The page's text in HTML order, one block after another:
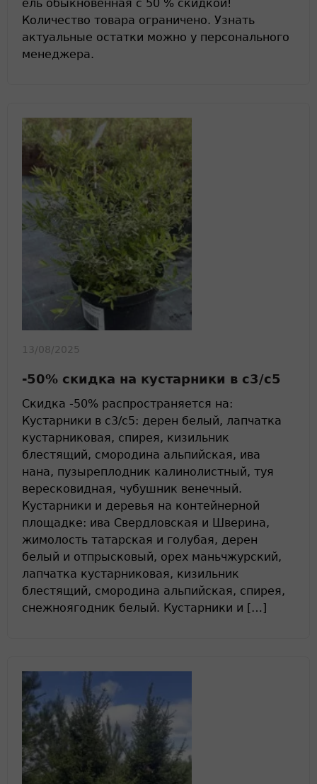
ель обыкновенная с 50 % скидкой!
Количество товара ограничено. Узнать
актуальные остатки можно у персонального
менеджера.
13/08/2025
-50% скидка на кустарники в с3/с5
Скидка -50% распространяется на:
Кустарники в с3/с5: дерен белый, лапчатка
кустарниковая, спирея, кизильник
блестящий, смородина альпийская, ива
нана, пузыреплодник калинолистный, туя
вересковидная, чубушник венечный.
Кустарники и деревья на контейнерной
площадке: ива Свердловская и Шверина,
жимолость татарская и голубая, дерен
белый и отпрысковый, орех маньчжурский,
лапчатка кустарниковая, кизильник
блестящий, смородина альпийская, спирея,
снежноягодник белый. Кустарники и […]